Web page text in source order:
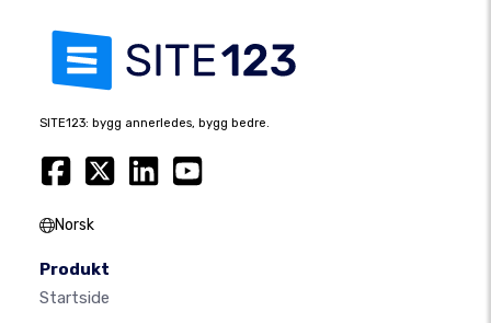
SITE123: bygg annerledes, bygg bedre.
Norsk
Produkt
Startside